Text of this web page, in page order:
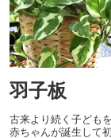
羽子板
古来より続く子ども
赤ちゃんが誕生して